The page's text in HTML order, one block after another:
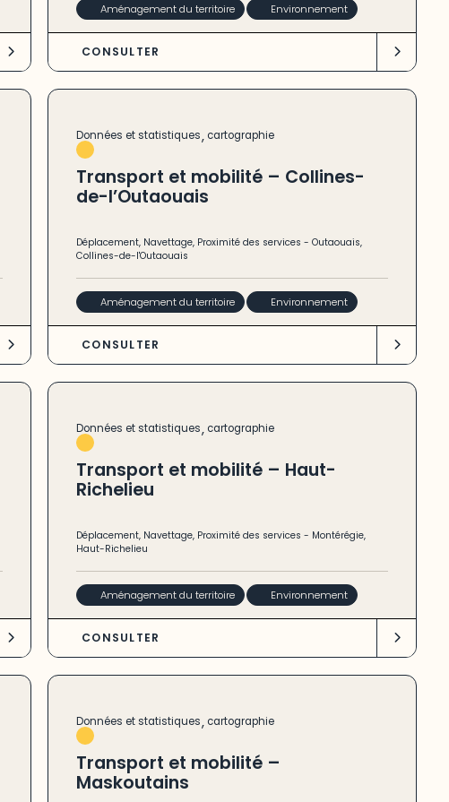
Aménagement du territoire Environnement
CONSULTER
Données et statistiques, cartographie
Transport et mobilité – Collines-
de-l’Outaouais
Déplacement, Navettage, Proximité des services -Outaouais,
Collines-de-l'Outaouais
Aménagement du territoire Environnement
CONSULTER
Données et statistiques, cartographie
Transport et mobilité – Haut-
Richelieu
Déplacement, Navettage, Proximité des services - Montérégie,
Haut-Richelieu
Aménagement du territoire Environnement
CONSULTER
Données et statistiques, cartographie
Transport et mobilité –
Maskoutains